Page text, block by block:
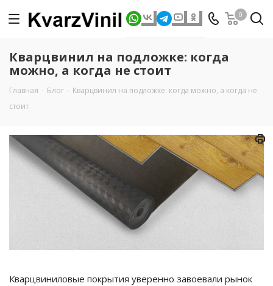
0
Кварцвинил на подложке: когда
можно, а когда не стоит
Главная - Блог - Кварцвинил на подложке: когда можно, а когда не
стоит
Кварцвиниловые покрытия уверенно завоевали рынок